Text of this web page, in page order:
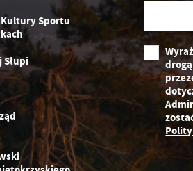
Sportu
Słupi